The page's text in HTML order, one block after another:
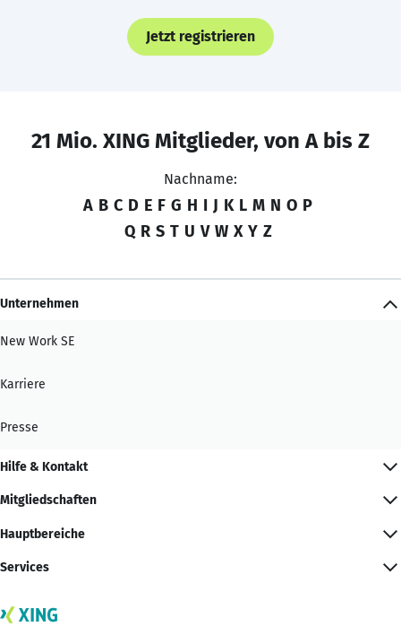
Jetzt registrieren
21 Mio. XING Mitglieder, von A bis Z
Nachname:
A B C D E F G H I J K L M N O P
Q R S T U V W X Y Z
Unternehmen
New Work SE
Karriere
Presse
Hilfe & Kontakt
Mitgliedschaften
Hauptbereiche
Services